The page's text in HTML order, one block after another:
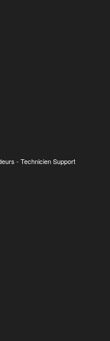
- Technicien Support